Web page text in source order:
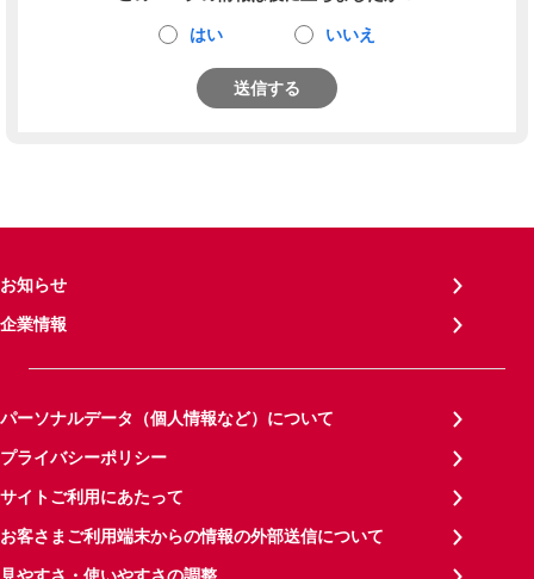
はい いいえ
送信する
お知らせ
企業情報
パーソナルデータ（個人情報など）について
プライバシーポリシー
サイトご利用にあたって
お客さまご利用端末からの情報の外部送信について